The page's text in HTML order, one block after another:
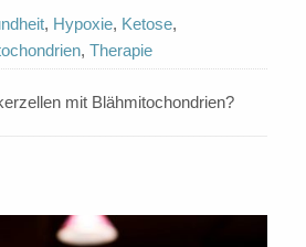
, Hypoxie, Ketose,
, Therapie
mit Blähmitochondrien?